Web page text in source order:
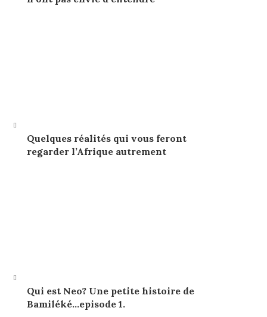
Quelques réalités qui vous feront
regarder l’Afrique autrement
Qui est Neo? Une petite histoire de
Bamiléké…episode 1.